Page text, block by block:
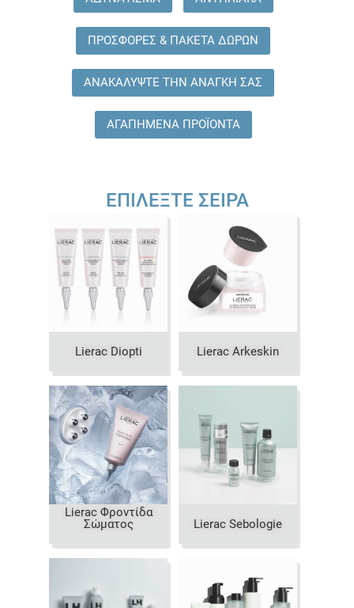
ΠΡΟΣΦΟΡΕΣ & ΠΑΚΕΤΑ ΔΩΡΩΝ
ΑΝΑΚΑΛΥΨΤΕ ΤΗΝ ΑΝΑΓΚΗ ΣΑΣ
ΑΓΑΠΗΜΕΝΑ ΠΡΟΪΟΝΤΑ
ΕΠΙΛΈΞΤΕ ΣΕΙΡΆ
Lierac Diopti Lierac Arkeskin
Lierac Φροντίδα
Σώματος
Lierac Sebologie